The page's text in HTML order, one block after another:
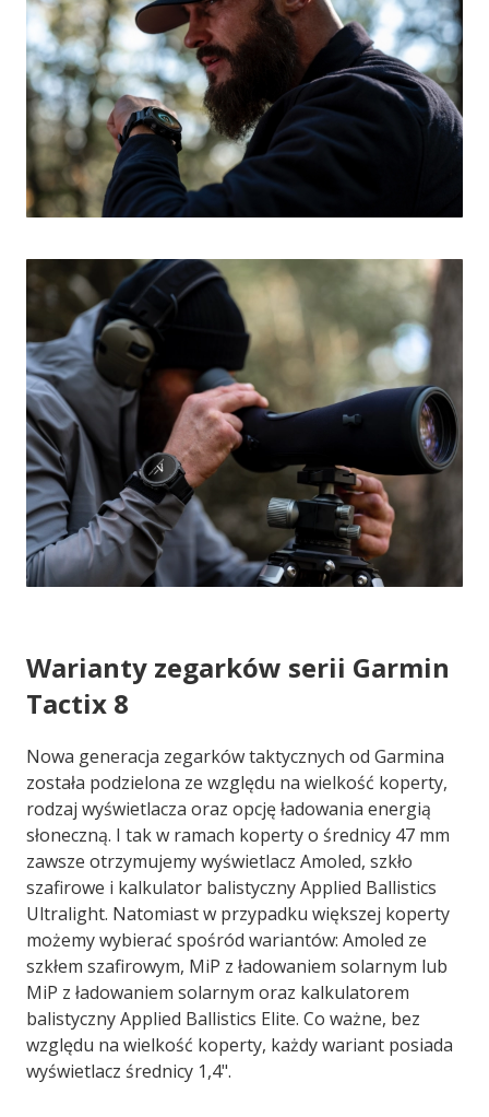
Warianty zegarków serii Garmin
Tactix 8
Nowa generacja zegarków taktycznych od Garmina
została podzielona ze względu na wielkość koperty,
rodzaj wyświetlacza oraz opcję ładowania energią
słoneczną. I tak w ramach koperty o średnicy 47 mm
zawsze otrzymujemy wyświetlacz Amoled, szkło
szafirowe i kalkulator balistyczny Applied Ballistics
Ultralight. Natomiast w przypadku większej koperty
możemy wybierać spośród wariantów: Amoled ze
szkłem szafirowym, MiP z ładowaniem solarnym lub
MiP z ładowaniem solarnym oraz kalkulatorem
balistyczny Applied Ballistics Elite. Co ważne, bez
względu na wielkość koperty, każdy wariant posiada
wyświetlacz średnicy 1,4".